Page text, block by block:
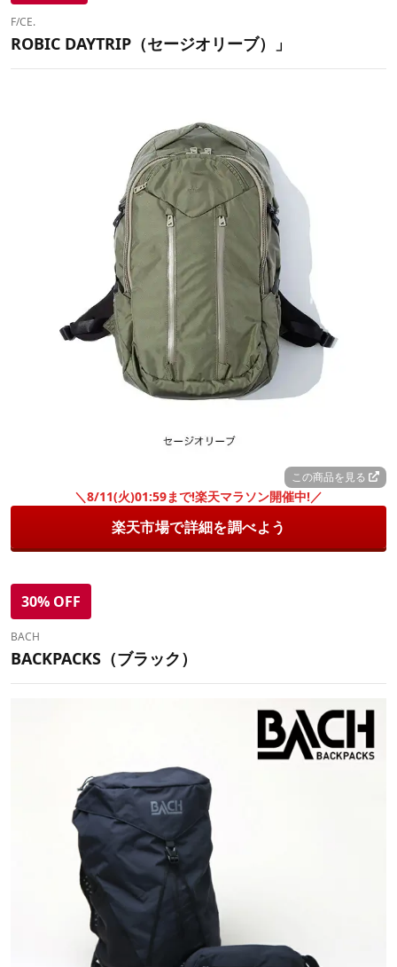
F/CE.
ROBIC DAYTRIP（セージオリーブ）」
この商品を見る
＼8/11(火)01:59まで!楽天マラソン開催中!／
楽天市場で詳細を調べよう
30% OFF
BACH
BACKPACKS（ブラック）